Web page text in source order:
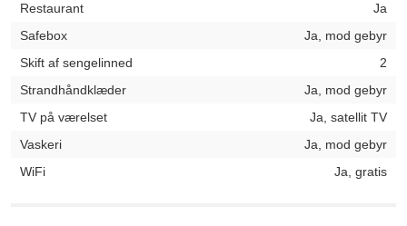
Restaurant
Ja
Safebox
Ja, mod gebyr
Skift af sengelinned
2
Strandhåndklæder
Ja, mod gebyr
TV på værelset
Ja, satellit TV
Vaskeri
Ja, mod gebyr
WiFi
Ja, gratis